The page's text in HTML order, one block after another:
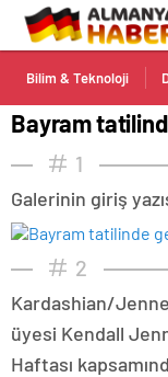
Bilim & Teknoloji
Bayram
1
Galerinin giriş
2
Kardashian/
üyesi Kendall
Haftası